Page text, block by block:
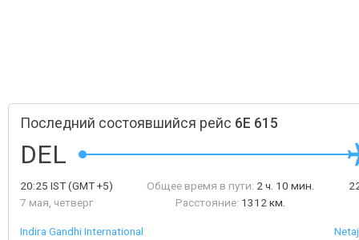
Последний состоявшийся рейс 6E 615
DEL
20:25 IST(GMT +5)
7 мая, четверг
Общее время в пути: 2 ч. 10 мин.
Расстояние: 1312 км.
Indira Gandhi International